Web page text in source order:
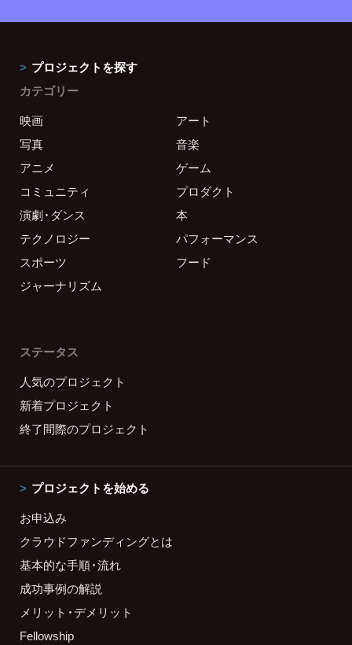
プロジェクトを探す
カテゴリー
映画
アート
写真
音楽
アニメ
ゲーム
コミュニティ
プロダクト
演劇・ダンス
本
テクノロジー
パフォーマンス
スポーツ
フード
ジャーナリズム
ステータス
人気のプロジェクト
新着プロジェクト
終了間際のプロジェクト
プロジェクトを始める
お申込み
クラウドファンディングとは
基本的な手順・流れ
成功事例の解説
メリット・デメリット
Fellowship